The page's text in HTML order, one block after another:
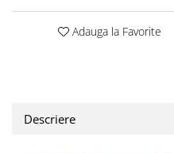
Adauga la Favorite
Descriere